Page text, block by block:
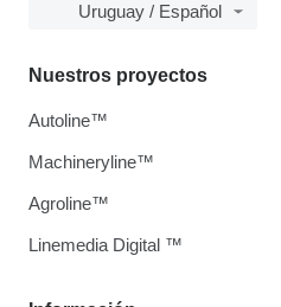
Uruguay / Español
Nuestros proyectos
Autoline™
Machineryline™
Agroline™
Linemedia Digital ™